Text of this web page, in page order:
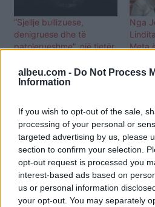
albeu.com - Do Not Process
Information
If you wish to opt-out of the sale,
processing of your personal or
targeted advertising by us, please
section to confirm your selection.
opt-out request is processed you
interest-based ads based on
us or personal information
your opt-out. You may separately
“Sjellje bullizuese,
denigruese dhe të
patolerueshme”, një tjetër
Nga
Meta
Përplasja në Elbasan, ISP
apel liderëve:
Distancohuni nga çdo akt
dhune, skena të tilla
duhen të ishin lënë pas